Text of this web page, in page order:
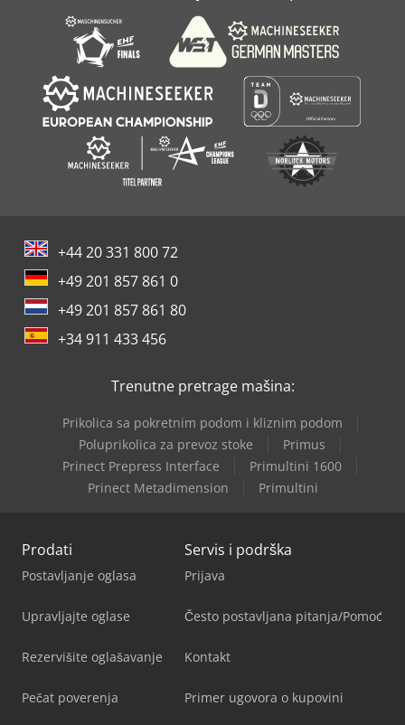
+44 20 331 800 72
+49 201 857 861 0
+49 201 857 861 80
+34 911 433 456
Trenutne pretrage mašina:
Prikolica sa pokretnim podom i kliznim podom
Poluprikolica za prevoz stoke
Primus
Prinect Prepress Interface
Primultini 1600
Prinect Metadimension
Primultini
Prodati
Postavljanje oglasa
Upravljajte oglase
Rezervišite oglašavanje
Pečat poverenja
Servis i podrška
Prijava
Često postavljana pitanja/Pomoć
Kontakt
Primer ugovora o kupovini